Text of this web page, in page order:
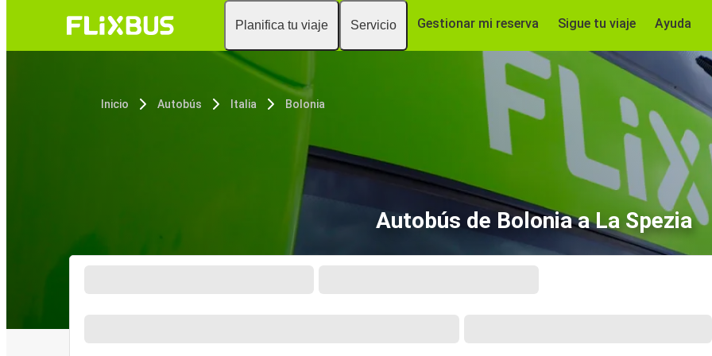
Planifica tu viaje Servicio Gestionar mi reserva Sigue tu viaje Ayuda
Inicio Autobús Italia Bolonia
Autobús de Bolonia a La Spezia